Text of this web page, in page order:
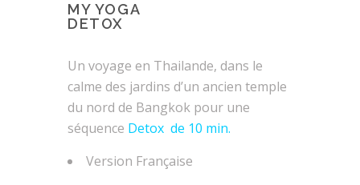
MY YOGA
DETOX
Un voyage en Thailande, dans le
calme des jardins d’un ancien temple
du nord de Bangkok pour une
séquence Detox de 10 min.
Version Française